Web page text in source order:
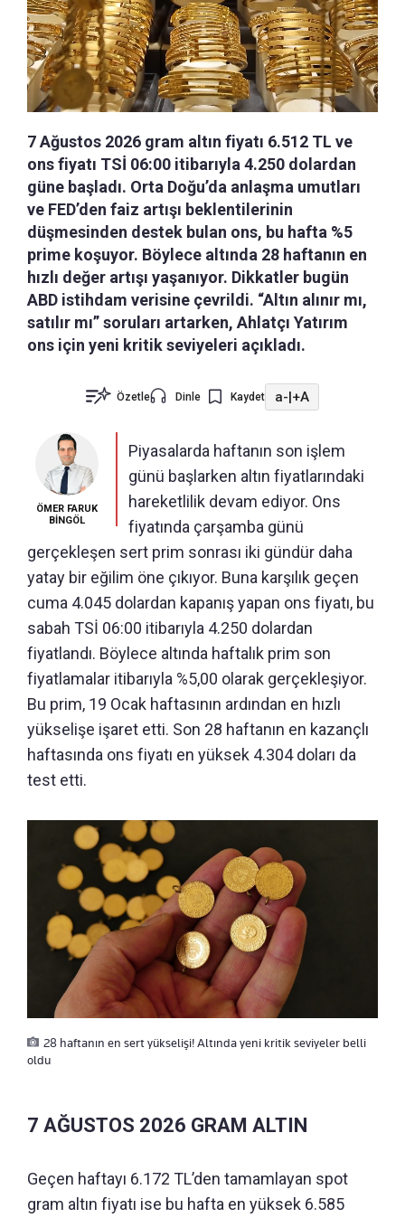
7 Ağustos 2026 gram altın fiyatı 6.512 TL ve
ons fiyatı TSİ 06:00 itibarıyla 4.250 dolardan
güne başladı. Orta Doğu’da anlaşma umutları
ve FED’den faiz artışı beklentilerinin
düşmesinden destek bulan ons, bu hafta %5
prime koşuyor. Böylece altında 28 haftanın en
hızlı değer artışı yaşanıyor. Dikkatler bugün
ABD istihdam verisine çevrildi. “Altın alınır mı,
satılır mı” soruları artarken, Ahlatçı Yatırım
ons için yeni kritik seviyeleri açıkladı.
Özetle Dinle Kaydet a-|+A
ÖMER FARUK
BİNGÖL
Piyasalarda haftanın son işlem
günü başlarken altın fiyatlarındaki
hareketlilik devam ediyor. Ons
fiyatında çarşamba günü
gerçekleşen sert prim sonrası iki gündür daha
yatay bir eğilim öne çıkıyor. Buna karşılık geçen
cuma 4.045 dolardan kapanış yapan ons fiyatı, bu
sabah TSİ 06:00 itibarıyla 4.250 dolardan
fiyatlandı. Böylece altında haftalık prim son
fiyatlamalar itibarıyla %5,00 olarak gerçekleşiyor.
Bu prim, 19 Ocak haftasının ardından en hızlı
yükselişe işaret etti. Son 28 haftanın en kazançlı
haftasında ons fiyatı en yüksek 4.304 doları da
test etti.
28 haftanın en sert yükselişi! Altında yeni kritik seviyeler belli
oldu
7 AĞUSTOS 2026 GRAM ALTIN
Geçen haftayı 6.172 TL’den tamamlayan spot
gram altın fiyatı ise bu hafta en yüksek 6.585